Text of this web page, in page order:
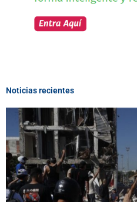
Noticias recientes